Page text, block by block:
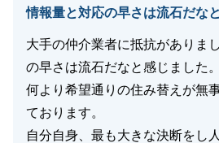
の購入や売却、相続等でお考え
したら是非、ご紹介ください。
必ずやご期待に添えるよう最善
す。
今後ともご贔屓を賜りますよう
情報量と対応の早さは流石だな
大手の仲介業者に抵抗がありま
の早さは流石だなと感じました。
何より希望通りの住み替えが無
ております。
自分自身、最も大きな決断をし